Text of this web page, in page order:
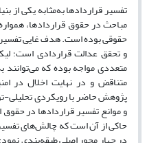
تفسیر قراردادها به‌مثابه یکی از
مباحث در حقوق قراردادها،
حقوقی بوده است. هدف غایی
و تحقق عدالت قراردادی است؛
متعددی مواجه بوده که
متناقض و در نهایت اخلال در
پژوهش حاضر با رویکردی
و موانع تفسیر قراردادها در
حاکی از آن است که چالش‌های